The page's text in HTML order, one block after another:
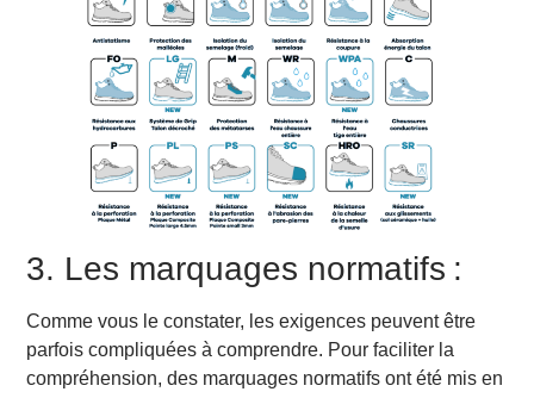
3. Les marquages normatifs :
Comme vous le constater, les exigences peuvent être
parfois compliquées à comprendre. Pour faciliter la
compréhension, des marquages normatifs ont été mis en